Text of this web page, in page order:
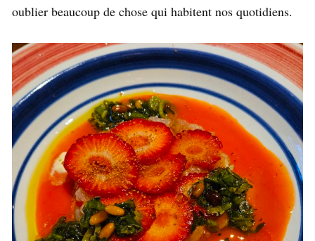
oublier beaucoup de chose qui habitent nos quotidiens.